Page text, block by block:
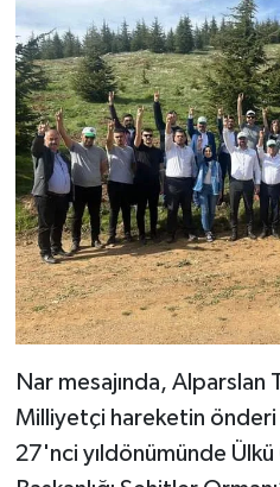
Nar mesajında, Alparslan
Milliyetçi hareketin önderi
27'nci yıldönümünde